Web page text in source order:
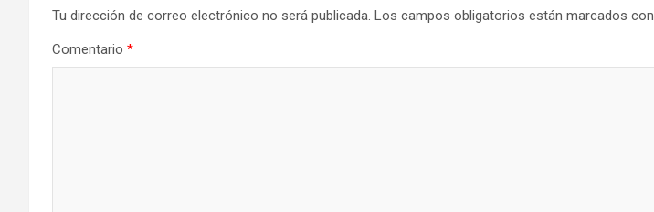
Tu dirección de correo electrónico no será publicada. Los campos obligatorios están marcados con
Comentario *